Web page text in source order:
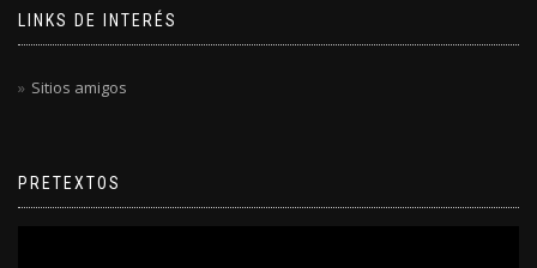
LINKS DE INTERÉS
Sitios amigos
PRETEXTOS